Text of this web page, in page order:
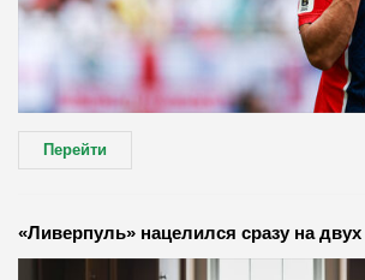
Перейти
«Ливерпуль» нацелился сразу на